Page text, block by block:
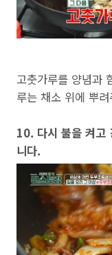
고춧가루를 양념과
루는 채소 위에 뿌
10. 다시 불을 켜고
니다.